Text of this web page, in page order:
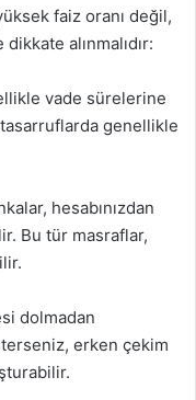
faiz oranı değil,
alınmalıdır:
vade sürelerine
genellikle
hesabınızdan
Bu tür masraflar,
dolmadan
erken çekim